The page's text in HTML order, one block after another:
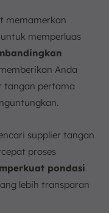
memamerkan
memperluas
Anda
tangan pertama
supplier tangan
proses
pondasi
lebih transparan